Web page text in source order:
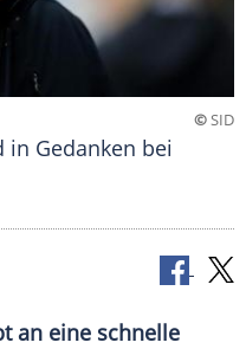
©SID
in Gedanken bei
an eine schnelle